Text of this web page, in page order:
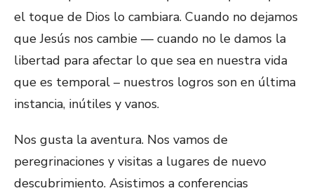
el toque de Dios lo cambiara. Cuando no dejamos
que Jesús nos cambie — cuando no le damos la
libertad para afectar lo que sea en nuestra vida
que es temporal – nuestros logros son en última
instancia, inútiles y vanos.
Nos gusta la aventura. Nos vamos de
peregrinaciones y visitas a lugares de nuevo
descubrimiento. Asistimos a conferencias